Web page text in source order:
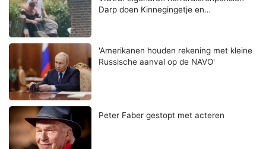
Darp doen Kinnegingetje en…
'Amerikanen houden rekening met kleine
Russische aanval op de NAVO'
Peter Faber gestopt met acteren